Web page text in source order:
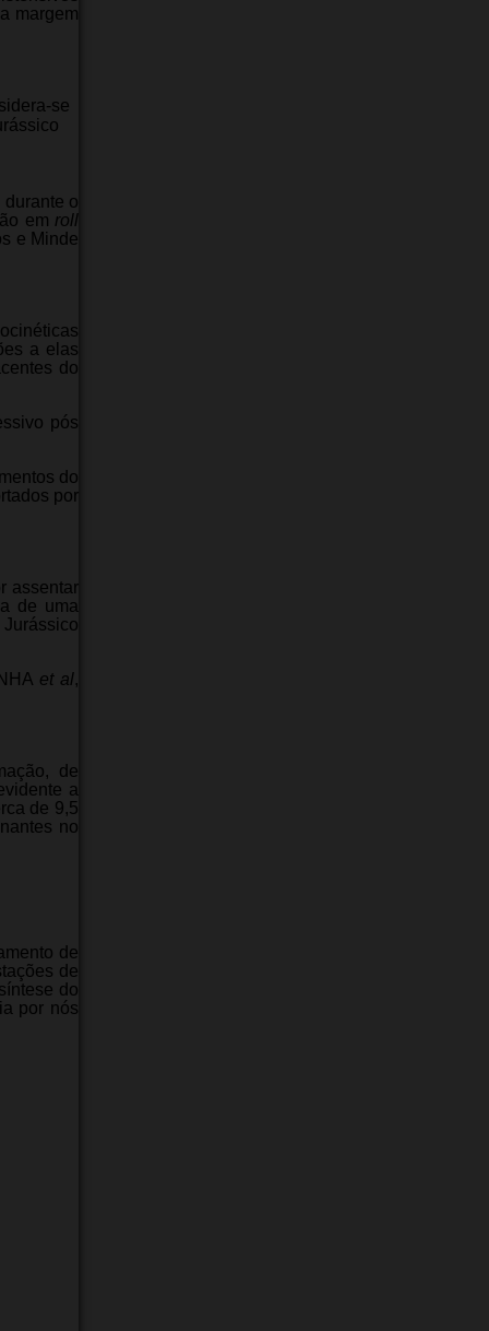
margem
se
o
em roll
e Minde
a elas
do
pós
do
por
assentar
de uma
et al,
de
a
de 9,5
no
de
de
do
por nós